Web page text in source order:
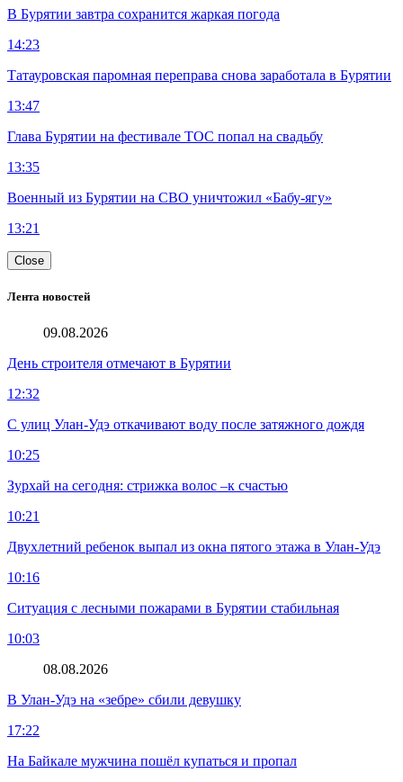
В Бурятии завтра сохранится жаркая погода
14:23
Татауровская паромная переправа снова заработала в Бурятии
13:47
Глава Бурятии на фестивале ТОС попал на свадьбу
13:35
Военный из Бурятии на СВО уничтожил «Бабу-ягу»
13:21
Close
Лента новостей
09.08.2026
День строителя отмечают в Бурятии
12:32
С улиц Улан-Удэ откачивают воду после затяжного дождя
10:25
Зурхай на сегодня: стрижка волос –к счастью
10:21
Двухлетний ребенок выпал из окна пятого этажа в Улан-Удэ
10:16
Ситуация с лесными пожарами в Бурятии стабильная
10:03
08.08.2026
В Улан-Удэ на «зебре» сбили девушку
17:22
На Байкале мужчина пошёл купаться и пропал